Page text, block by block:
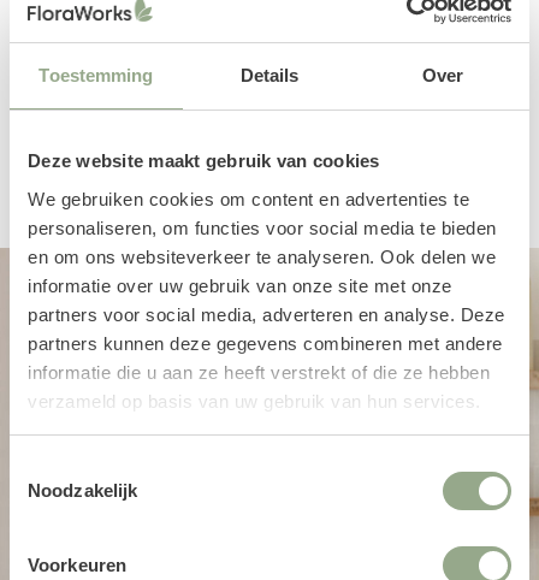
Toestemming Details Over
Deze website maakt gebruik van cookies
We gebruiken cookies om content en advertenties te
personaliseren, om functies voor social media te bieden
en om ons websiteverkeer te analyseren. Ook delen we
informatie over uw gebruik van onze site met onze
partners voor social media, adverteren en analyse. Deze
partners kunnen deze gegevens combineren met andere
informatie die u aan ze heeft verstrekt of die ze hebben
verzameld op basis van uw gebruik van hun services.
Noodzakelijk
Voorkeuren
Een productbeoordeling toevoegen